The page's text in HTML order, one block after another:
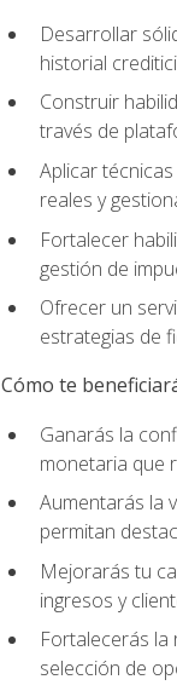
Desarrollar
historial
Construir
través de
Aplicar
reales y
Fortalecer
gestión de
Ofrecer un
estrategias de
Cómo te
Ganarás la
monetaria que
Aumentarás la
permitan
Mejorarás tu
ingresos y
Fortalecerás la
selección de